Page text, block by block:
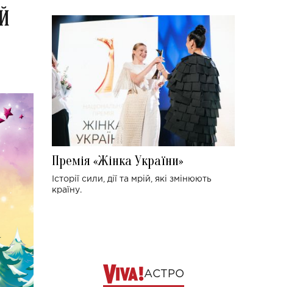
Премія «Жінка України»
Історії сили, дії та мрій, які змінюють
країну.
АСТРО